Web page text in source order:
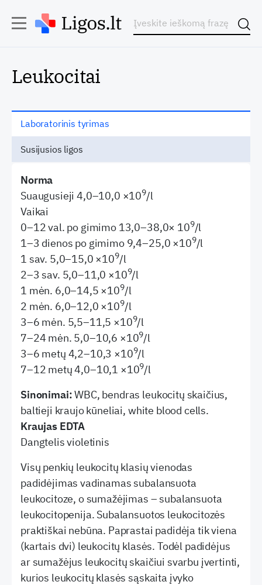
Leukocitai
Laboratorinis tyrimas
Susijusios ligos
Norma
Suaugusieji 4,0–10,0 ×109/l
Vaikai
0–12 val. po gimimo 13,0–38,0× 109/l
1–3 dienos po gimimo 9,4–25,0 ×109/l
1 sav. 5,0–15,0 ×109/l
2–3 sav. 5,0–11,0 ×109/l
1 mėn. 6,0–14,5 ×109/l
2 mėn. 6,0–12,0 ×109/l
3–6 mėn. 5,5–11,5 ×109/l
7–24 mėn. 5,0–10,6 ×109/l
3–6 metų 4,2–10,3 ×109/l
7–12 metų 4,0–10,1 ×109/l
Sinonimai:WBC, bendras leukocitų skaičius,
baltieji kraujo kūneliai, white blood cells.
Kraujas EDTA
Dangtelis violetinis
Visų penkių leukocitų klasių vienodas
padidėjimas vadinamas subalansuota
leukocitoze, o sumažėjimas – subalansuota
leukocitopenija. Subalansuotos leukocitozės
praktiškai nebūna. Paprastai padidėja tik viena
(kartais dvi) leukocitų klasės. Todėl padidėjus
ar sumažėjus leukocitų skaičiui svarbu įvertinti,
kurios leukocitų klasės sąskaita įvyko